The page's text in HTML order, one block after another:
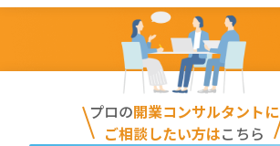
プロの開業コンサルタントに
ご相談したい方はこちら